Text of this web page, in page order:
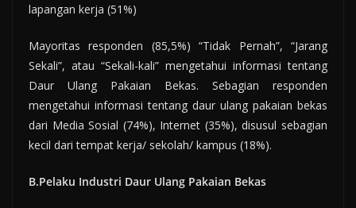
lapangan kerja (51%)
Mayoritas responden (85,5%) “Tidak Pernah”, “Jarang
Sekali”, atau “Sekali-kali” mengetahui informasi tentang
Daur Ulang Pakaian Bekas. Sebagian responden
mengetahui informasi tentang daur ulang pakaian bekas
dari Media Sosial (74%), Internet (35%), disusul sebagian
kecil dari tempat kerja/ sekolah/ kampus (18%).
B.Pelaku Industri Daur Ulang Pakaian Bekas